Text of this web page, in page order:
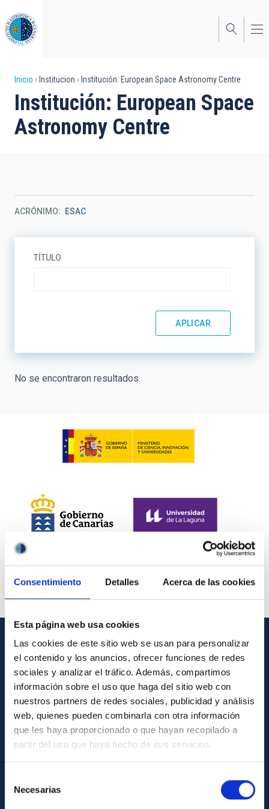
Consentimiento Detalles Acerca de las cookies
Esta página web usa cookies
Las cookies de este sitio web se usan para personalizar
el contenido y los anuncios, ofrecer funciones de redes
sociales y analizar el tráfico. Además, compartimos
información sobre el uso que haga del sitio web con
nuestros partners de redes sociales, publicidad y análisis
web, quienes pueden combinarla con otra información
que les haya proporcionado o que hayan recopilado a
partir del uso que haya hecho de sus servicios.
Necesarias
al
contenido
principal
Sobrescribir
enlaces
de
navegación
Inicio Institucion Institución: European Space Astronomy Centre
Institución: European Space
Astronomy Centre
ACRÓNIMO ESAC
TÍTULO
No se encontraron resultados.
INFORMACIÓN GENERAL
Contacto
Cómo llegar al IAC
Directorio de personal
Biblioteca
Registro general
INFORMACIÓN INSTITUCIONAL